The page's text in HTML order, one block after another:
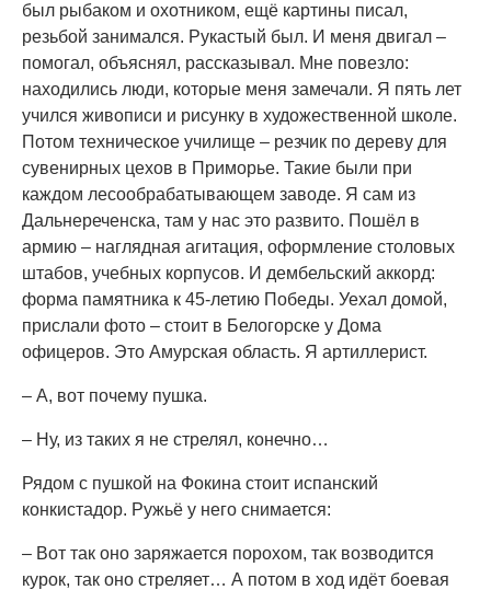
был рыбаком и охотником, ещё картины писал,
резьбой занимался. Рукастый был. И меня двигал –
помогал, объяснял, рассказывал. Мне повезло:
находились люди, которые меня замечали. Я пять лет
учился живописи и рисунку в художественной школе.
Потом техническое училище – резчик по дереву для
сувенирных цехов в Приморье. Такие были при
каждом лесообрабатывающем заводе. Я сам из
Дальнереченска, там у нас это развито. Пошёл в
армию – наглядная агитация, оформление столовых
штабов, учебных корпусов. И дембельский аккорд:
форма памятника к 45-летию Победы. Уехал домой,
прислали фото – стоит в Белогорске у Дома
офицеров. Это Амурская область. Я артиллерист.
– А, вот почему пушка.
– Ну, из таких я не стрелял, конечно…
Рядом с пушкой на Фокина стоит испанский
конкистадор. Ружьё у него снимается:
– Вот так оно заряжается порохом, так возводится
курок, так оно стреляет… А потом в ход идёт боевая